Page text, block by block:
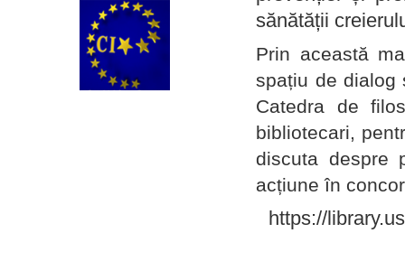
sănătății
Prin această
spațiu de dialog
Catedra de
bibliotecari,
discuta despre
acțiune în
https://